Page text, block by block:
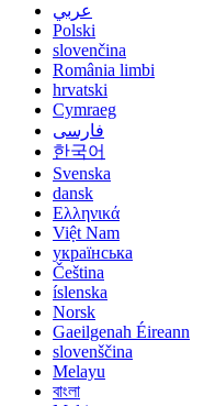
عربي
Polski
slovenčina
România limbi
hrvatski
Cymraeg
فارسی
한국어
Svenska
dansk
Ελληνικά
Việt Nam
українська
Čeština
íslenska
Norsk
Gaeilgenah Éireann
slovenščina
Melayu
বাংলা